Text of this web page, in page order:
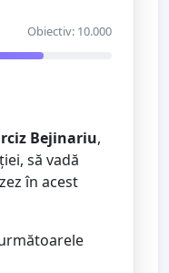
Obiectiv: 10.000
Bejinariu,
să vadă
în acest